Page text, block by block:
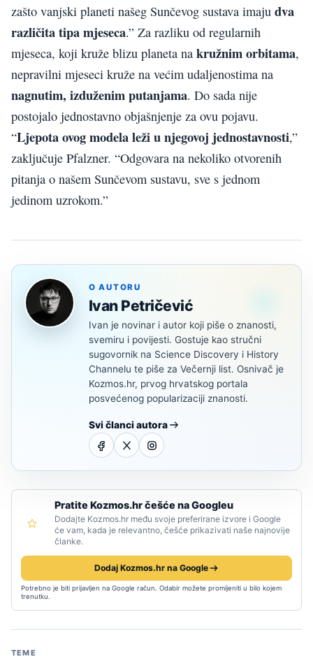
zašto vanjski planeti našeg Sunčevog sustava imaju dva
različita tipa mjeseca.” Za razliku od regularnih
mjeseca, koji kruže blizu planeta na kružnim orbitama,
nepravilni mjeseci kruže na većim udaljenostima na
nagnutim, izduženim putanjama. Do sada nije
postojalo jednostavno objašnjenje za ovu pojavu.
“Ljepota ovog modela leži u njegovoj jednostavnosti,”
zaključuje Pfalzner. “Odgovara na nekoliko otvorenih
pitanja o našem Sunčevom sustavu, sve s jednom
jedinom uzrokom.”
O AUTORU
Ivan Petričević
Ivan je novinar i autor koji piše o znanosti,
svemiru i povijesti. Gostuje kao stručni
sugovornik na Science Discovery i History
Channelu te piše za Večernji list. Osnivač je
Kozmos.hr, prvog hrvatskog portala
posvećenog popularizaciji znanosti.
Svi članci autora
Pratite Kozmos.hr češće na Googleu
Dodajte Kozmos.hr među svoje preferirane izvore i Google
će vam, kada je relevantno, češće prikazivati naše najnovije
članke.
Dodaj Kozmos.hr na Google
Potrebno je biti prijavljen na Google račun. Odabir možete promijeniti u bilo kojem
trenutku.
TEME